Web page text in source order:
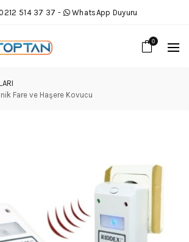
0212 514 37 37 - WhatsApp Duyuru
0
Fare ve Haşere Kovucu